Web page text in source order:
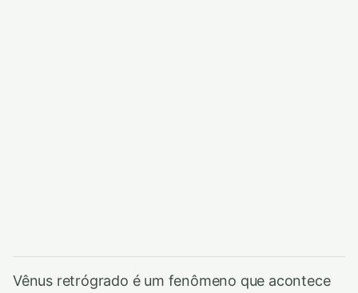
Vênus retrógrado é um fenômeno que acontece